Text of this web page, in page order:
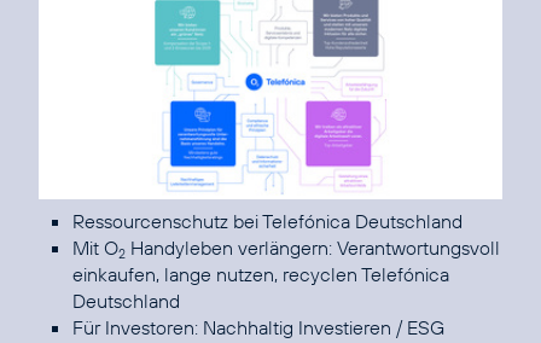
Ressourcenschutz bei Telefónica Deutschland
Mit O2 Handyleben verlängern: Verantwortungsvoll
einkaufen, lange nutzen, recyclen Telefónica
Deutschland
Für Investoren: Nachhaltig Investieren / ESG